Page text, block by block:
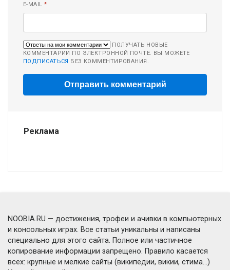
E-MAIL*
ПОЛУЧАТЬ НОВЫЕ
КОММЕНТАРИИ ПО ЭЛЕКТРОННОЙ ПОЧТЕ. ВЫ МОЖЕТЕ
ПОДПИСАТЬСЯ БЕЗ КОММЕНТИРОВАНИЯ.
Реклама
NOOBIA.RU — достижения, трофеи и ачивки в компьютерных
и консольных играх. Все статьи уникальны и написаны
специально для этого сайта. Полное или частичное
копирование информации запрещено. Правило касается
всех: крупные и мелкие сайты (википедии, викии, стима...)